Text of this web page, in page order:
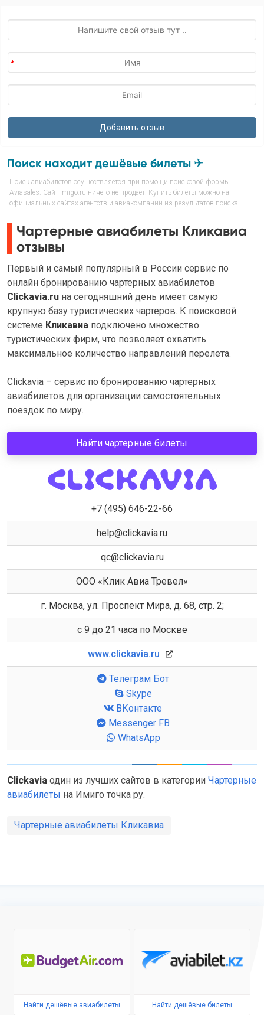
Поиск находит дешёвые билеты ✈
Поиск авиабилетов осуществляется при помощи поисковой формы
Aviasales. Сайт Imigo.ru ничего не продаёт. Купить билеты можно на
официальных сайтах агентств и авиакомпаний из результатов поиска.
Чартерные авиабилеты Кликавиа
отзывы
Первый и самый популярный в России сервис по
онлайн бронированию чартерных авиабилетов
Clickavia.ru на сегодняшний день имеет самую
крупную базу туристических чартеров. К поисковой
системе Кликавиа подключено множество
туристических фирм, что позволяет охватить
максимальное количество направлений перелета.
Clickavia – cервис по бронированию чартерных
авиабилетов для организации самостоятельных
поездок по миру.
Найти чартерные билеты
+7 (495) 646-22-66
help@clickavia.ru
qc@clickavia.ru
ООО «Клик Авиа Тревел»
г. Москва, ул. Проспект Мира, д. 68, стр. 2;
с 9 до 21 часа по Москве
www.clickavia.ru
Телеграм Бот
Skype
ВКонтакте
Messenger FB
WhatsApp
Clickavia один из лучших сайтов в категории Чартерные
авиабилеты на Имиго точка ру.
Чартерные авиабилеты Кликавиа
Найти дешёвые авиабилеты Найти дешёвые билеты